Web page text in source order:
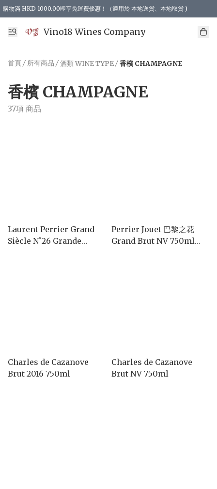
購物滿 HKD 1000.00即享免運費優惠！（適用於 本地送貨、本地取貨 )
Vino18 Wines Company
首頁/ 所有商品 /酒類 WINE TYPE/香檳 CHAMPAGNE
香檳 CHAMPAGNE
37項 商品
Laurent Perrier Grand
Siècle N˚26 Grande
Perrier Jouet 巴黎之花
Grand Brut NV 750ml
Charles de Cazanove
Brut 2016 750ml
Charles de Cazanove
Brut NV 750ml